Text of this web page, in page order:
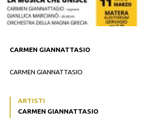
CARMEN GIANNATTASIO
CARMEN GIANNATTASIO
ARTISTI
CARMEN GIANNATTASIO